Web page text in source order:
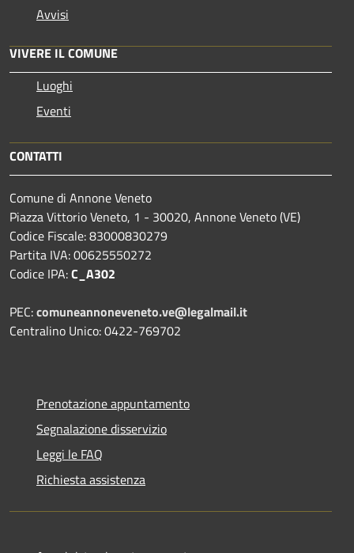
Avvisi
VIVERE IL COMUNE
Luoghi
Eventi
CONTATTI
Comune di Annone Veneto
Piazza Vittorio Veneto, 1 - 30020, Annone Veneto (VE)
Codice Fiscale: 83000830279
Partita IVA: 00625550272
Codice IPA:C_A302
PEC:comuneannoneveneto.ve@legalmail.it
Centralino Unico: 0422-769702
Prenotazione appuntamento
Segnalazione disservizio
Leggi le FAQ
Richiesta assistenza